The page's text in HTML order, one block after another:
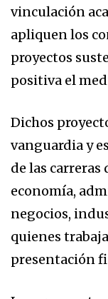
vinculación
apliquen los
proyectos
positiva el
Dichos
vanguardia y
de las
economía,
negocios,
quienes
presentación